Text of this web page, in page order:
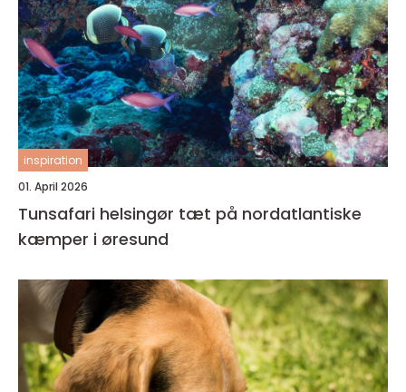
inspiration
01. April 2026
Tunsafari helsingør tæt på nordatlantiske
kæmper i øresund